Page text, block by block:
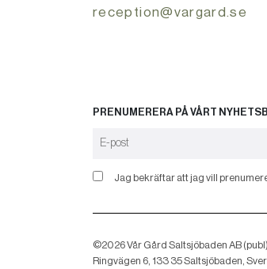
reception@vargard.se
PRENUMERERA PÅ VÅRT
Jag bekräftar att jag vill
©2026 Vår Gård Saltsjöbaden AB
Ringvägen 6, 133 35 Saltsjöbaden,